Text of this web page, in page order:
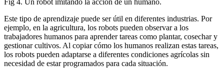
Fig 4. Un robot imitando la acción de un humano.
Este tipo de aprendizaje puede ser útil en diferentes industrias. Por
ejemplo, en la agricultura, los robots pueden observar a los
trabajadores humanos para aprender tareas como plantar, cosechar y
gestionar cultivos. Al copiar cómo los humanos realizan estas tareas,
los robots pueden adaptarse a diferentes condiciones agrícolas sin
necesidad de estar programados para cada situación.